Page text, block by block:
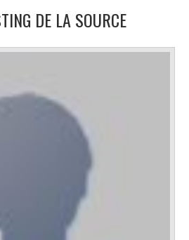
DE LA SOURCE